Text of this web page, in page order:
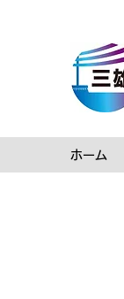
ホーム